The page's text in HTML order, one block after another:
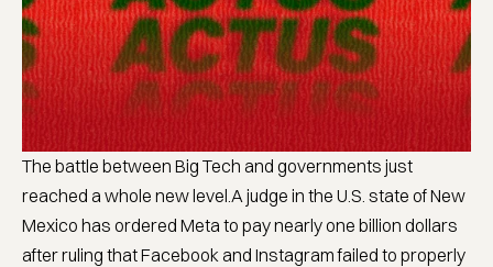
The battle between Big Tech and governments just
reached a whole new level.A judge in the U.S. state of New
Mexico has ordered Meta to pay nearly one billion dollars
after ruling that Facebook and Instagram failed to properly